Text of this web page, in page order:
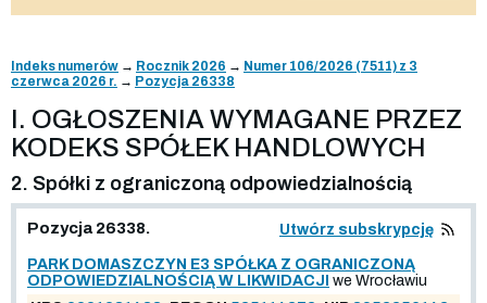
Indeks numerów → Rocznik 2026 → Numer 106/2026 (7511) z 3
czerwca 2026 r. → Pozycja 26338
I. OGŁOSZENIA WYMAGANE PRZEZ
KODEKS SPÓŁEK HANDLOWYCH
2. Spółki z ograniczoną odpowiedzialnością
Pozycja 26338. Utwórz subskrypcję
PARK DOMASZCZYN E3 SPÓŁKA Z OGRANICZONĄ
ODPOWIEDZIALNOŚCIĄ W LIKWIDACJI we Wrocławiu